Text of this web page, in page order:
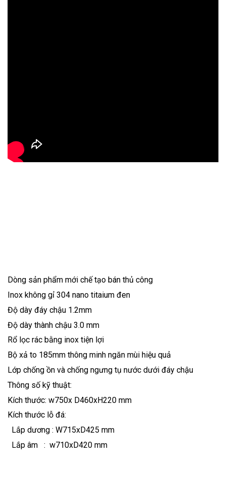
Dòng sản phẩm mới chế tạo bán thủ công
Inox không gỉ 304 nano titaium đen
Độ dày đáy chậu 1.2mm
Độ dày thành chậu 3.0 mm
Rổ lọc rác bằng inox tiện lợi
Bộ xả to 185mm thông minh ngăn mùi hiệu quả
Lớp chống ồn và chống ngưng tụ nước dưới đáy chậu
Thông số kỹ thuật:
Kích thước: w750x D460xH220 mm
Kích thước lỗ đá:
Lắp dương : W715xD425 mm
Lắp âm
: w710xD420 mm